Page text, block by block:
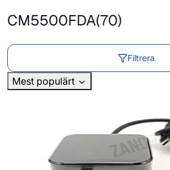
CM5500FDA(70)
Filtrera
Mest populärt